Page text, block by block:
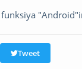
Tweet